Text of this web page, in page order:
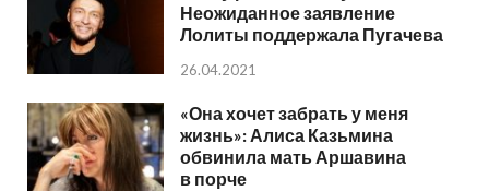
Неожиданное заявление
Лолиты поддержала Пугачева
26.04.2021
«Она хочет забрать у меня
жизнь»: Алиса Казьмина
обвинила мать Аршавина
в порче